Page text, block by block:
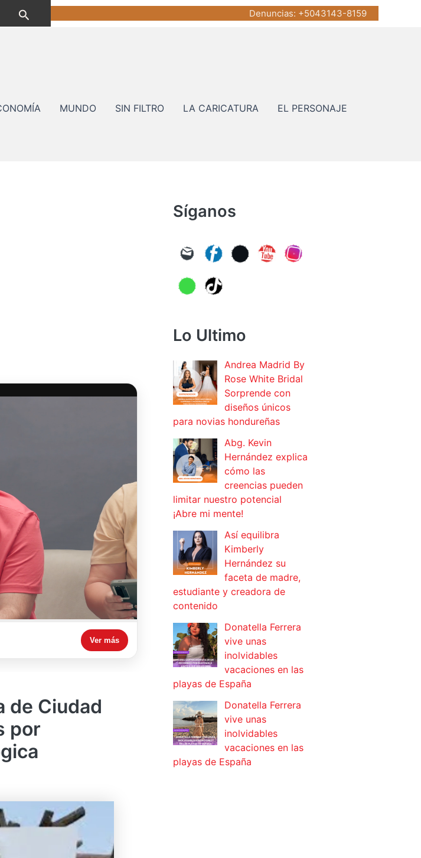
Buscar Denuncias: +5043143-8159
MUNDO SIN FILTRO LA CARICATURA EL PERSONAJE
Ver más
de Ciudad
por
Síganos
Lo Ultimo
Andrea Madrid By
Rose White Bridal
Sorprende con
diseños únicos
para novias hondureñas
Abg. Kevin
Hernández explica
cómo las
creencias pueden
limitar nuestro potencial
¡Abre mi mente!
Así equilibra
Kimberly
Hernández su
faceta de madre,
estudiante y creadora de
contenido
Donatella Ferrera
vive unas
inolvidables
vacaciones en las
playas de España
Donatella Ferrera
vive unas
inolvidables
vacaciones en las
playas de España